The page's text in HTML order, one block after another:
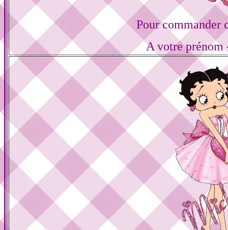
Pour commander
A votre prénom